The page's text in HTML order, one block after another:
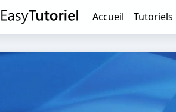
Accueil Tutoriels